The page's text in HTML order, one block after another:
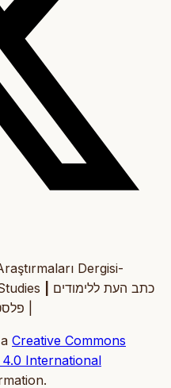
Dergisi-
Creative Commons
International